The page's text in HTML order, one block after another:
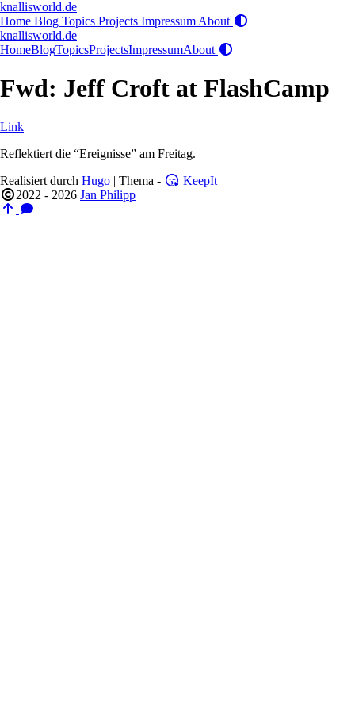
knallisworld.de
Home Blog Topics Projects Impressum About
knallisworld.de
HomeBlogTopicsProjectsImpressumAbout
Fwd: Jeff Croft at FlashCamp
Link
Reflektiert die “Ereignisse” am Freitag.
Realisiert durch Hugo | Thema -
KeepIt
2022 - 2026 Jan Philipp